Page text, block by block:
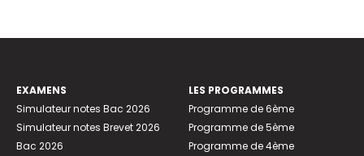
EXAMENS
Simulateur notes Bac 2026
Simulateur notes Brevet 2026
Bac 2026
LES PROGRAMMES
Programme de 6ème
Programme de 5ème
Programme de 4ème